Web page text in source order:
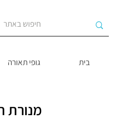
בית גופי תאורה
מנורת